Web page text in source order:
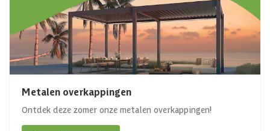
Metalen overkappingen
Ontdek deze zomer onze metalen overkappingen!